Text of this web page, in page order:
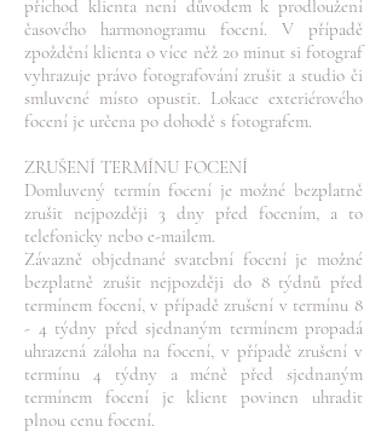
příchod klienta není důvodem k prodloužení
časového harmonogramu focení. V případě
zpoždění klienta o více něž 20 minut si fotograf
vyhrazuje právo fotografování zrušit a studio či
smluvené místo opustit. Lokace exteriérového
focení je určena po dohodě s fotografem.
ZRUŠENÍ TERMÍNU FOCENÍ
Domluvený termín focení je možné bezplatně
zrušit nejpozději 3 dny před focením, a to
telefonicky nebo e-mailem.
Závazně objednané svatební focení je možné
bezplatně zrušit nejpozději do 8 týdnů před
termínem focení, v případě zrušení v termínu 8
- 4 týdny před sjednaným termínem propadá
uhrazená záloha na focení, v případě zrušení v
termínu 4 týdny a méně před sjednaným
termínem focení je klient povinen uhradit
plnou cenu focení.